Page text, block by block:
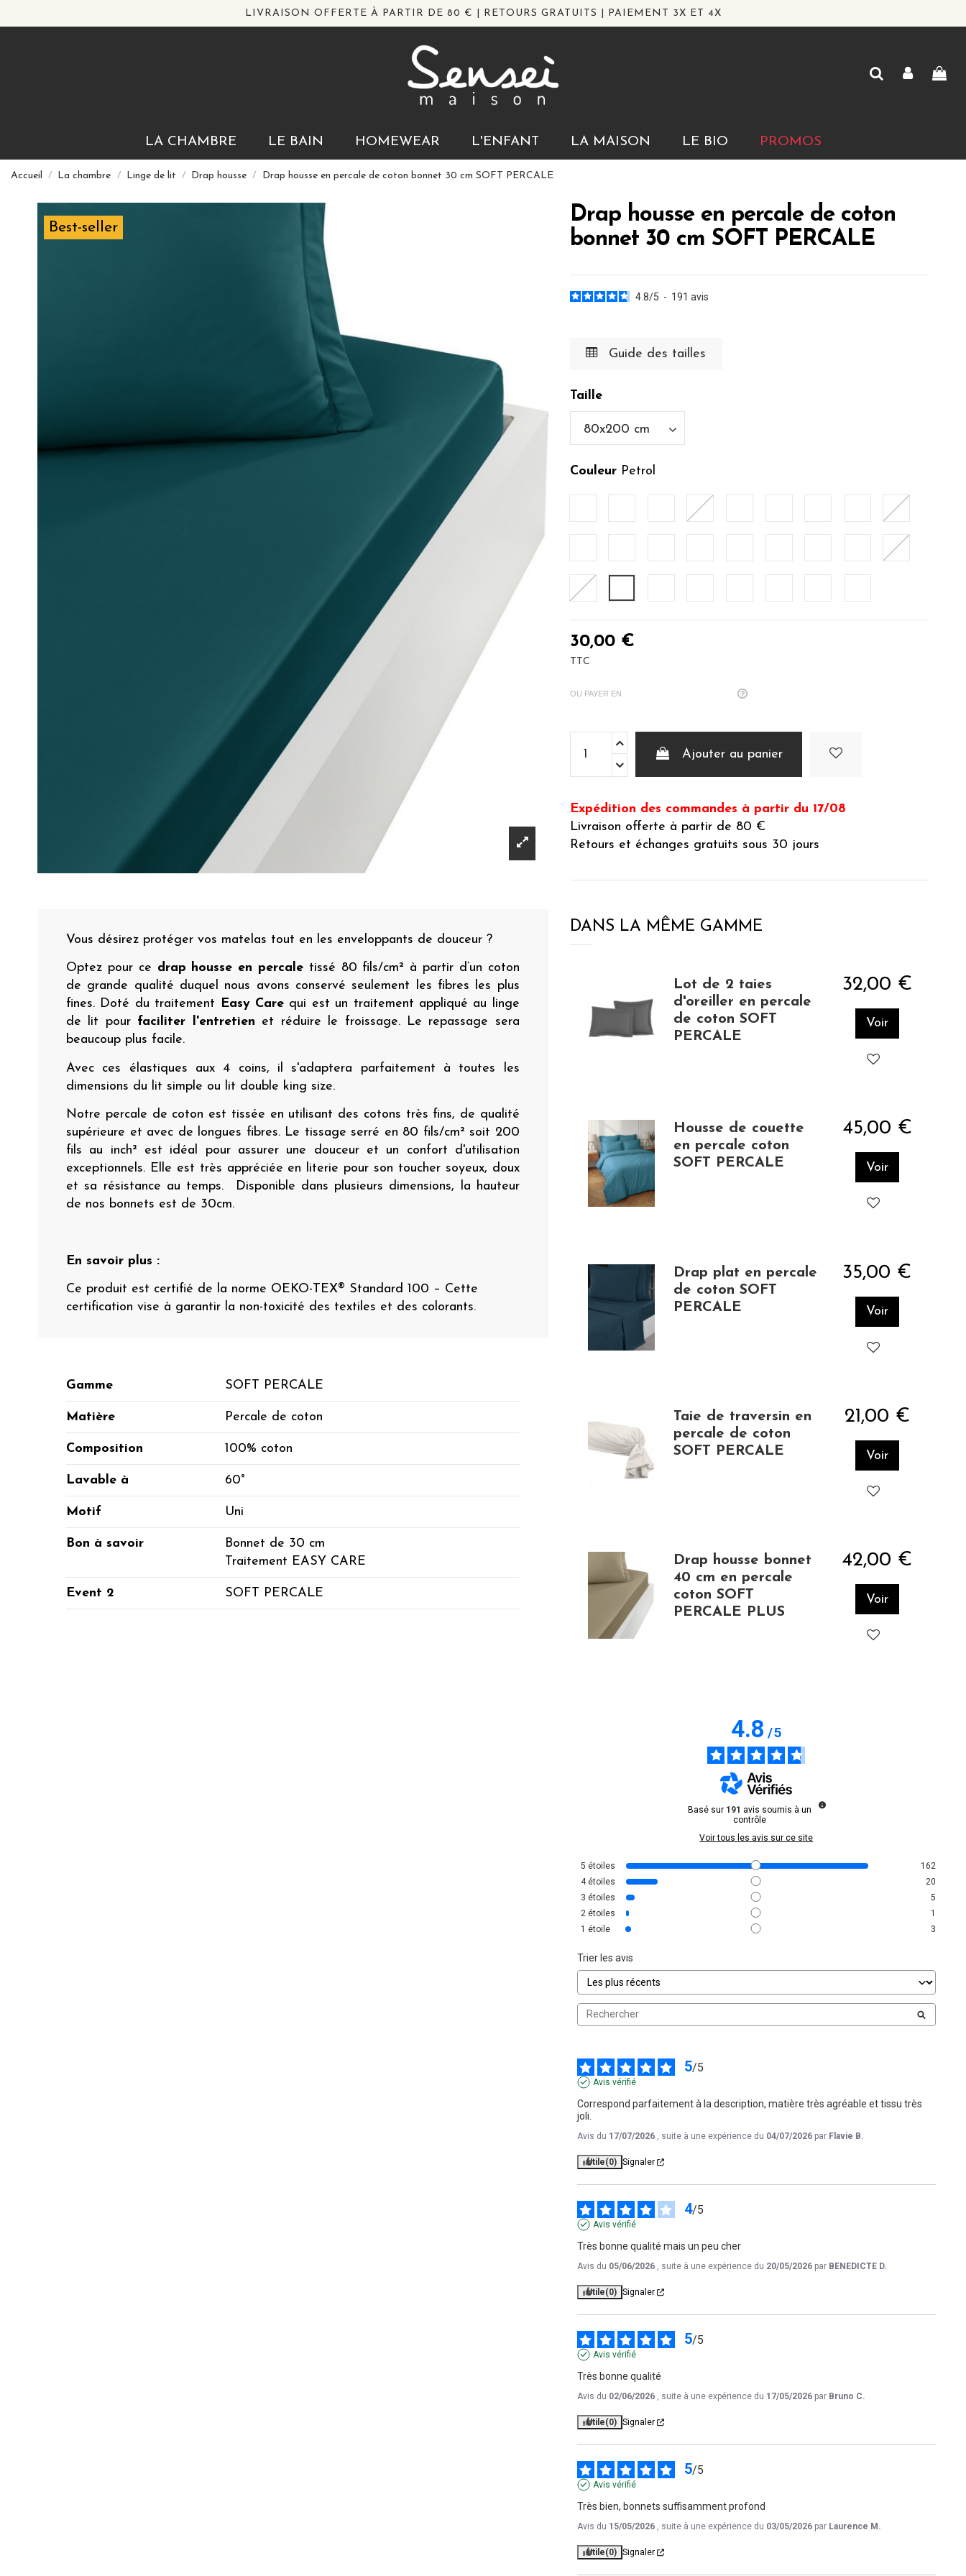
LIVRAISON OFFERTE À PARTIR DE 80 € | RETOURS GRATUITS | PAIEMENT 3X ET 4X
LA CHAMBRE LE BAIN HOMEWEAR L'ENFANT LA MAISON LE BIO PROMOS
Accueil La chambre Linge de lit Drap housse Drap housse en percale de coton bonnet 30 cm SOFT PERCALE
Best-seller
Vous désirez protéger vos matelas tout en les enveloppants de douceur ?
Optez pour ce drap housse en percale tissé 80 fils/cm² à partir d’un coton
de grande qualité duquel nous avons conservé seulement les fibres les plus
fines. Doté du traitement Easy Care qui est un traitement appliqué au linge
de lit pour faciliter l'entretien et réduire le froissage. Le repassage sera
beaucoup plus facile.
Avec ces élastiques aux 4 coins, il s'adaptera parfaitement à toutes les
dimensions du lit simple ou lit double king size.
Notre percale de coton est tissée en utilisant des cotons très fins, de qualité
supérieure et avec de longues fibres. Le tissage serré en 80 fils/cm² soit 200
fils au inch² est idéal pour assurer une douceur et un confort d'utilisation
exceptionnels. Elle est très appréciée en literie pour son toucher soyeux, doux
et sa résistance au temps. Disponible dans plusieurs dimensions, la hauteur
de nos bonnets est de 30cm.
En savoir plus :
Ce produit est certifié de la norme OEKO-TEX® Standard 100 – Cette
certification vise à garantir la non-toxicité des textiles et des colorants.
Gamme SOFT PERCALE
Matière Percale de coton
Composition 100% coton
Lavable à 60°
Motif Uni
Bon à savoir
Bonnet de 30 cm
Traitement EASY CARE
Event 2 SOFT PERCALE
Drap housse en percale de coton
bonnet 30 cm SOFT PERCALE
4.8/5 - 191 avis
Guide des tailles
Taille
Couleur Petrol
Bleu ArcticBrique CobaltCorail
NoisetteNuage
Petale
30,00 €
TTC
OU PAYER EN
Ajouter au panier
Expédition des commandes à partir du 17/08
Livraison offerte à partir de 80 €
Retours et échanges gratuits sous 30 jours
DANS LA MÊME GAMME
Lot de 2 taies
d'oreiller en percale
de coton SOFT
PERCALE
32,00 €
Voir
Housse de couette
en percale coton
SOFT PERCALE
45,00 €
Voir
Drap plat en percale
de coton SOFT
PERCALE
35,00 €
Voir
Taie de traversin en
percale de coton
SOFT PERCALE
21,00 €
Voir
Drap housse bonnet
40 cm en percale
coton SOFT
PERCALE PLUS
42,00 €
Voir
4.8/5
Basé sur 191 avis soumis à un
contrôle
Voir tous les avis sur ce site
5 étoiles
162
4 étoiles
20
3 étoiles
5
2 étoiles
1
1 étoile 3
Trier les avis
5/5
Avis vérifié
Correspond parfaitement à la description, matière très agréable et tissu très
joli.
Avis du 17/07/2026 , suite à une expérience du 04/07/2026 par Flavie B.
Utile(0) Signaler
4/5
Avis vérifié
Très bonne qualité mais un peu cher
Avis du 05/06/2026 , suite à une expérience du 20/05/2026 par BENEDICTE D.
Utile(0) Signaler
5/5
Avis vérifié
Très bonne qualité
Avis du 02/06/2026 , suite à une expérience du 17/05/2026 par Bruno C.
Utile(0) Signaler
5/5
Avis vérifié
Très bien, bonnets suffisamment profond
Avis du 15/05/2026 , suite à une expérience du 03/05/2026 par Laurence M.
Utile(0) Signaler